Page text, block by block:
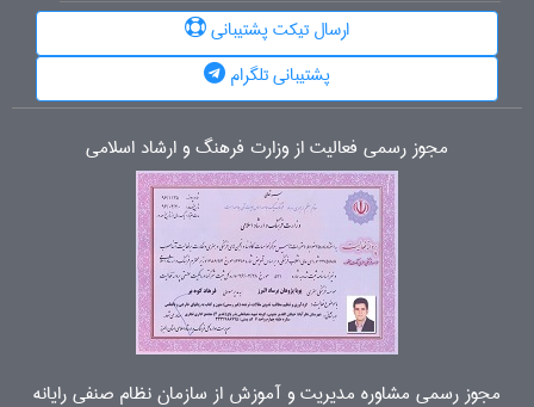
ارسال تیکت پشتیبانی
پشتیبانی تلگرام
مجوز رسمی فعالیت از وزارت فرهنگ و ارشاد اسلامی
مجوز رسمی مشاوره مدیریت و آموزش از سازمان نظام صنفی رایانه